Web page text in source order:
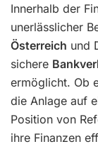
Innerhalb der
unerlässlicher
Österreich und
sichere
ermöglicht. Ob
die Anlage auf
Position von
ihre Finanzen